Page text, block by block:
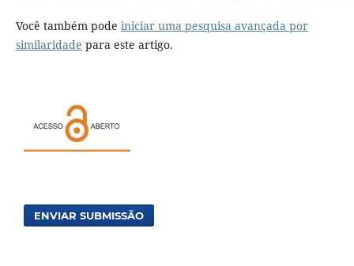
Você também pode iniciar uma pesquisa avançada por
similaridade para este artigo.
ENVIAR SUBMISSÃO